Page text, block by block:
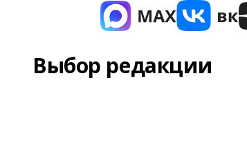
Выбор редакции